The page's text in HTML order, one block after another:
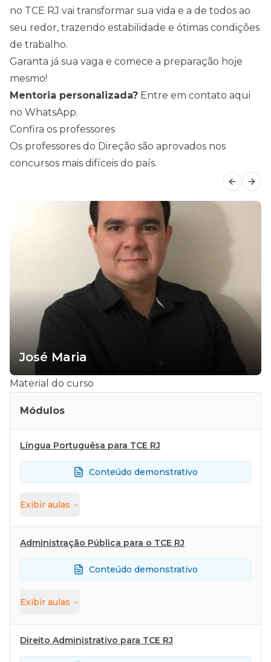
no TCE RJ vai transformar sua vida e a de todos ao
seu redor, trazendo estabilidade e ótimas condições
de trabalho.
Garanta já sua vaga e comece a preparação hoje
mesmo!
Mentoria personalizada? Entre em contato aqui
no WhatsApp.
Confira os professores
Os professores do Direção são aprovados nos
concursos mais difíceis do país.
José Maria
Material do curso
Módulos
Língua Portuguêsa para TCE RJ
Conteúdo demonstrativo
Exibir aulas
Administração Pública para o TCE RJ
Conteúdo demonstrativo
Exibir aulas
Direito Administrativo para TCE RJ